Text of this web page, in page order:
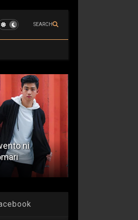
SEARCH